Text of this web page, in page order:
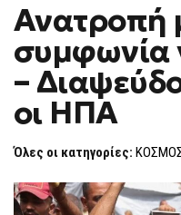
Ανατροπή
συμφωνία
–
οι ΗΠΑ
Όλες οι κατηγορίες: